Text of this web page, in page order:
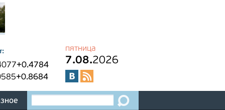
+0.4784
+0.8684
пятница
7.08.2026